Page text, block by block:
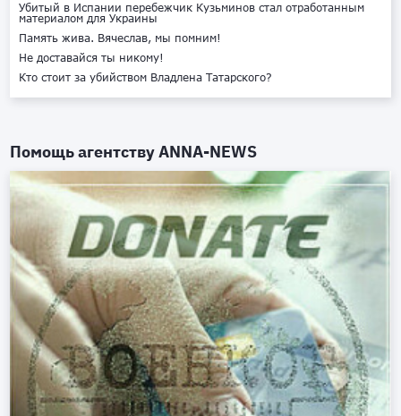
Убитый в Испании перебежчик Кузьминов стал отработанным
материалом для Украины
Память жива. Вячеслав, мы помним!
Не доставайся ты никому!
Кто стоит за убийством Владлена Татарского?
Помощь агентствуANNA-NEWS